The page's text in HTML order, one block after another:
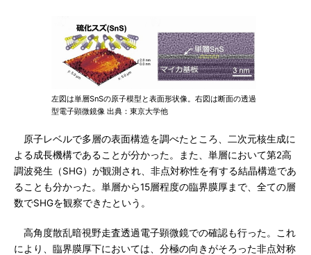
左図は単層SnSの原子模型と表面形状像。右図は断面の透過
型電子顕微鏡像 出典：東京大学他
原子レベルで多層の表面構造を調べたところ、二次元核生成に
よる成長機構であることが分かった。また、単層において第2高
調波発生（SHG）が観測され、非点対称性を有する結晶構造であ
ることも分かった。単層から15層程度の臨界膜厚まで、全ての層
数でSHGを観察できたという。
高角度散乱暗視野走査透過電子顕微鏡での確認も行った。これ
により、臨界膜厚下においては、分極の向きがそろった非点対称